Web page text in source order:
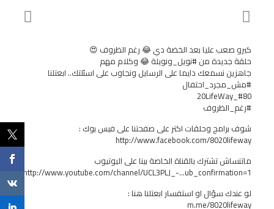
كيرو صعب عليا بعد الخضة دي 😂 رغم الظروف 😍
حلقة جديدة من #نويل_ونويلة 😂 وكلام مهم
جاهزين نسمعك دايما على الرسايل ونجاوب على اسئلتك.. ابعتلنا
#مش_مجرد_احتفال
#80_20LifeWay
#رغم_الظروف
شوف برامج وحلقات اكتر على صفحتنا على فيس بوك :
http://www.facebook.com/8020lifeway
ماتنساش تشترك بالقناة الخاصة بينا على اليوتيوب
http://www.youtube.com/channel/UCL3PLJ_-…ub_confirmation=1
لو عندك سؤال او استفسار ابعتلنا هنا :
m.me/8020lifeway